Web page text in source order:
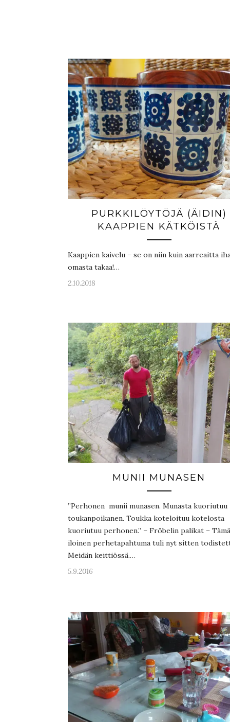
PURKKILÖYTÖJÄ (ÄIDIN)
KAAPPIEN KÄTKÖISTÄ
Kaappien kaivelu – se on niin kuin aarreaitta
omasta takaa!…
2.10.2018
MUNII MUNASEN
”Perhonen munii munasen. Munasta kuoriutuu
toukanpoikanen. Toukka koteloituu kotelosta
kuoriutuu perhonen.” – Fröbelin palikat – Tämä
iloinen perhetapahtuma tuli nyt sitten
Meidän keittiössä.…
5.9.2016